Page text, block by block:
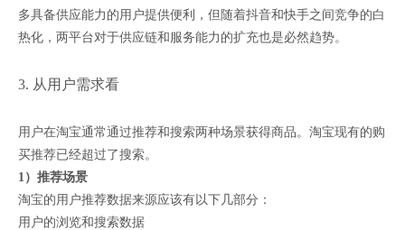
多具备供应能力的用户提供便利，但随着抖音和快手之间竞争的白
热化，两平台对于供应链和服务能力的扩充也是必然趋势。
3. 从用户需求看
用户在淘宝通常通过推荐和搜索两种场景获得商品。淘宝现有的购
买推荐已经超过了搜索。
1）推荐场景
淘宝的用户推荐数据来源应该有以下几部分：
用户的浏览和搜索数据